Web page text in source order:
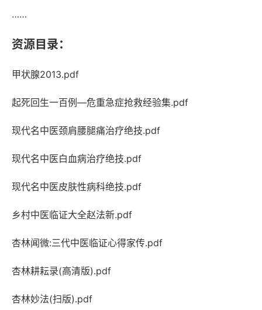
……
资源目录：
甲状腺2013.pdf
起死回生一百例—危重急症抢救经验集.pdf
现代名中医颈肩腰腿痛治疗绝技.pdf
现代名中医白血病治疗绝技.pdf
现代名中医皮肤性病科绝技.pdf
乡村中医临证大全赵法新.pdf
杏林闻微:三代中医临证心得家传.pdf
杏林耕耘录(高清版).pdf
杏林妙法(扫版).pdf